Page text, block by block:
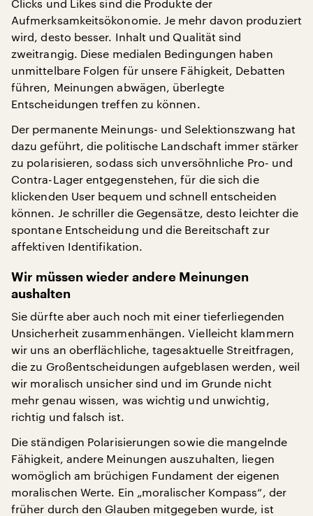
Clicks und Likes sind die Produkte der
Aufmerksamkeitsökonomie. Je mehr davon produziert
wird, desto besser. Inhalt und Qualität sind
zweitrangig. Diese medialen Bedingungen haben
unmittelbare Folgen für unsere Fähigkeit, Debatten
führen, Meinungen abwägen, überlegte
Entscheidungen treffen zu können.
Der permanente Meinungs- und Selektionszwang hat
dazu geführt, die politische Landschaft immer stärker
zu polarisieren, sodass sich unversöhnliche Pro- und
Contra-Lager entgegenstehen, für die sich die
klickenden User bequem und schnell entscheiden
können. Je schriller die Gegensätze, desto leichter die
spontane Entscheidung und die Bereitschaft zur
affektiven Identifikation.
Wir müssen wieder andere Meinungen
aushalten
Sie dürfte aber auch noch mit einer tieferliegenden
Unsicherheit zusammenhängen. Vielleicht klammern
wir uns an oberflächliche, tagesaktuelle Streitfragen,
die zu Großentscheidungen aufgeblasen werden, weil
wir moralisch unsicher sind und im Grunde nicht
mehr genau wissen, was wichtig und unwichtig,
richtig und falsch ist.
Die ständigen Polarisierungen sowie die mangelnde
Fähigkeit, andere Meinungen auszuhalten, liegen
womöglich am brüchigen Fundament der eigenen
moralischen Werte. Ein „moralischer Kompass“, der
früher durch den Glauben mitgegeben wurde, ist